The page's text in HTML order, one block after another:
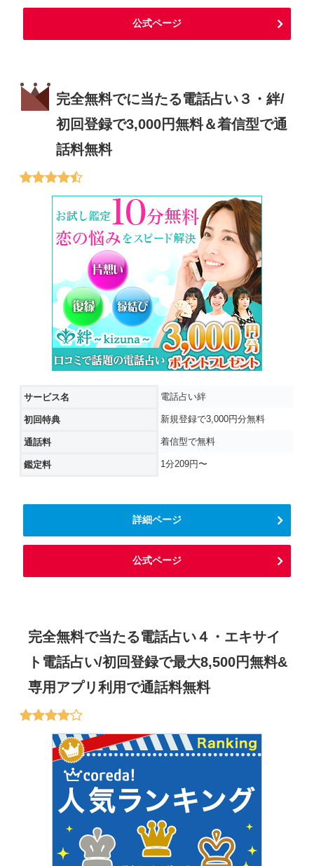
公式ページ
完全無料でに当たる電話占い３・絆/
初回登録で3,000円無料＆着信型で通
話料無料
サービス名 電話占い絆
初回特典 新規登録で3,000円分無料
通話料 着信型で無料
鑑定料 1分209円〜
詳細ページ
公式ページ
完全無料で当たる電話占い４・エキサイ
ト電話占い/初回登録で最大8,500円無料&
専用アプリ利用で通話料無料